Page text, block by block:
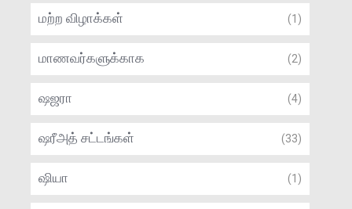
மற்ற விழாக்கள் (1)
மாணவர்களுக்காக (2)
ஷஜரா (4)
ஷரீஅத் சட்டங்கள் (33)
ஷியா (1)